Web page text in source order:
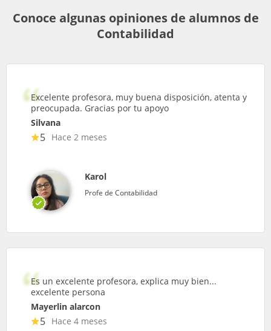
Conoce algunas opiniones de alumnos de
Contabilidad
Excelente profesora, muy buena disposición, atenta y
preocupada. Gracias por tu apoyo
Silvana
5 Hace 2 meses
Karol
Profe de Contabilidad
Es un excelente profesora, explica muy bien...
excelente persona
Mayerlin alarcon
5 Hace 4 meses